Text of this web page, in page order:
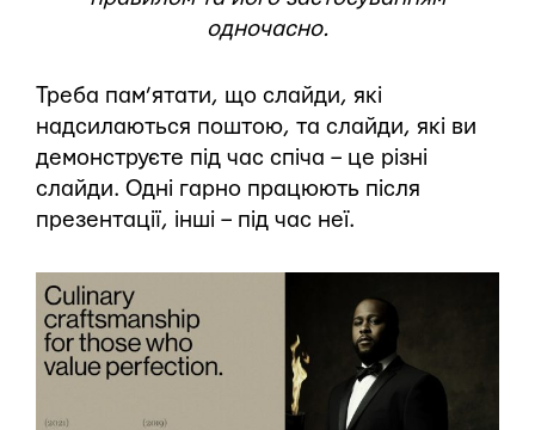
одночасно.
Треба пам’ятати, що слайди, які
надсилаються поштою, та слайди, які ви
демонструєте під час спіча – це різні
слайди. Одні гарно працюють після
презентації, інші – під час неї.